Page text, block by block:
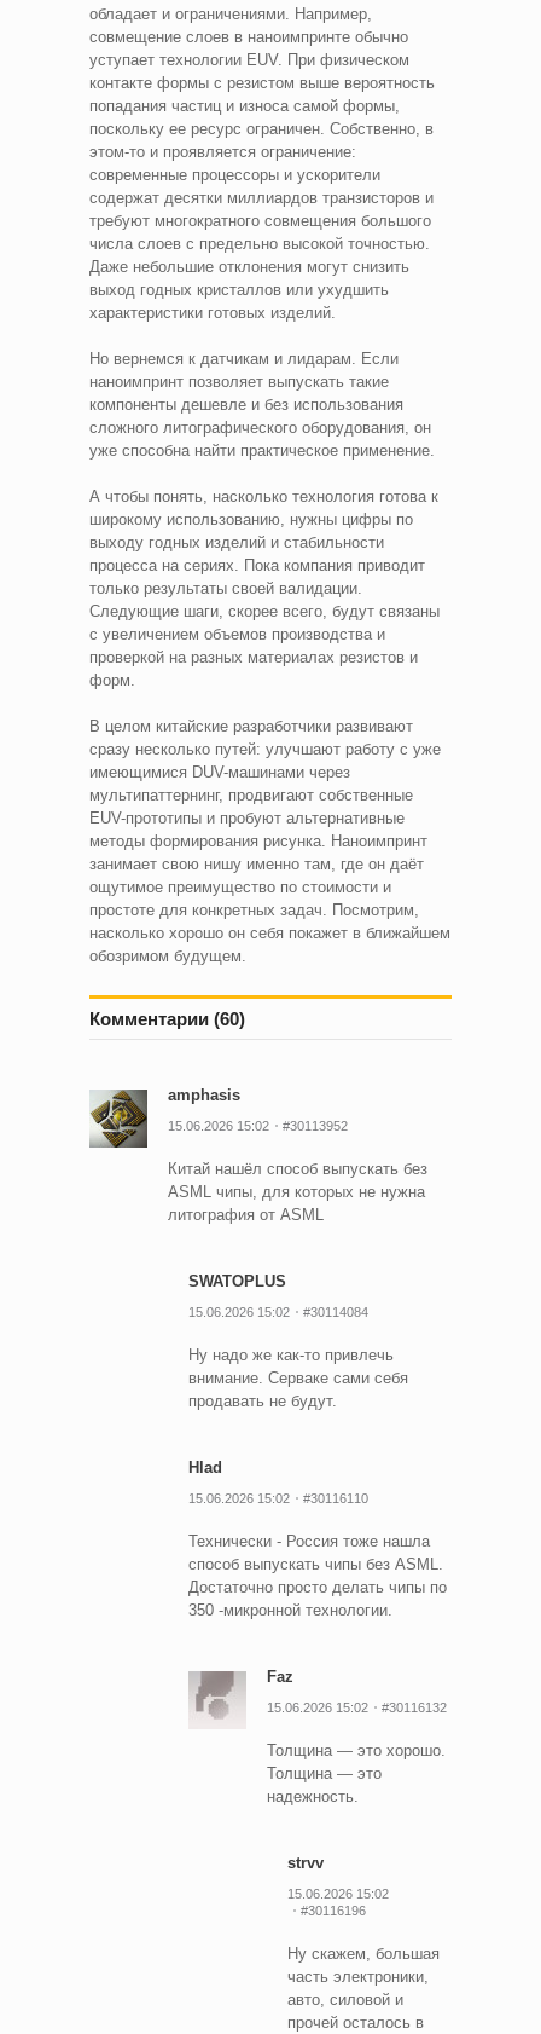
обладает и ограничениями. Например,
совмещение слоев в наноимпринте обычно
уступает технологии EUV. При физическом
контакте формы с резистом выше вероятность
попадания частиц и износа самой формы,
поскольку ее ресурс ограничен. Собственно, в
этом-то и проявляется ограничение:
современные процессоры и ускорители
содержат десятки миллиардов транзисторов и
требуют многократного совмещения большого
числа слоев с предельно высокой точностью.
Даже небольшие отклонения могут снизить
выход годных кристаллов или ухудшить
характеристики готовых изделий.
Но вернемся к датчикам и лидарам. Если
наноимпринт позволяет выпускать такие
компоненты дешевле и без использования
сложного литографического оборудования, он
уже способна найти практическое применение.
А чтобы понять, насколько технология готова к
широкому использованию, нужны цифры по
выходу годных изделий и стабильности
процесса на сериях. Пока компания приводит
только результаты своей валидации.
Следующие шаги, скорее всего, будут связаны
с увеличением объемов производства и
проверкой на разных материалах резистов и
форм.
В целом китайские разработчики развивают
сразу несколько путей: улучшают работу с уже
имеющимися DUV-машинами через
мультипаттернинг, продвигают собственные
EUV-прототипы и пробуют альтернативные
методы формирования рисунка. Наноимпринт
занимает свою нишу именно там, где он даёт
ощутимое преимущество по стоимости и
простоте для конкретных задач. Посмотрим,
насколько хорошо он себя покажет в ближайшем
обозримом будущем.
Комментарии (60)
amphasis
15.06.2026 15:02 #30113952
Китай нашёл способ выпускать без
ASML чипы, для которых не нужна
литография от ASML
SWATOPLUS
15.06.2026 15:02 #30114084
Ну надо же как-то привлечь
внимание. Серваке сами себя
продавать не будут.
Hlad
15.06.2026 15:02 #30116110
Технически - Россия тоже нашла
способ выпускать чипы без ASML.
Достаточно просто делать чипы по
350 -микронной технологии.
Faz
15.06.2026 15:02 #30116132
Толщина — это хорошо.
Толщина — это
надежность.
strvv
15.06.2026 15:02
#30116196
Ну скажем, большая
часть электроники,
авто, силовой и
прочей осталось в